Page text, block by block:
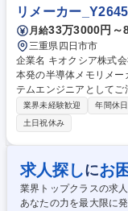
リメーカー
月給33万3000円～
三重県四日市市
企業名 キオクシア株式会社 求人名 四日市【社内SE】業界未経
本発の半導体メモリメーカー_Y2645 仕事の内容
テムエンジニアとして
自動生産を続けている
いただきます。 ■半導体製造工程における自動化システムの開発・保守・
運用業務 ■ITを活用した
開発・運用業務 ■サイバ
ティ、ITインフラ基盤
幹業務システムの開発・保守・運用業務 募
未経験歓迎/日本発の半
業界未経験歓迎 年間休
土日祝休み
求人探しにお
業界トップクラスの求
あなたの力を最大限に